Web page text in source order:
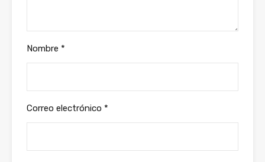
Nombre *
Correo electrónico *